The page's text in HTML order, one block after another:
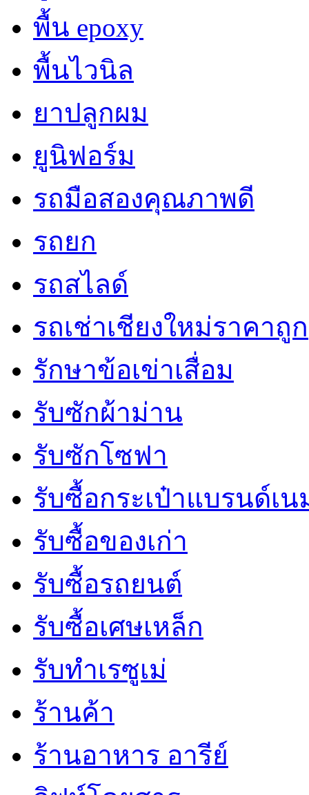
พื้น epoxy
พื้นไวนิล
ยาปลูกผม
ยูนิฟอร์ม
รถมือสองคุณภาพดี
รถยก
รถสไลด์
รถเช่าเชียงใหม่ราคาถูก
รักษาข้อเข่าเสื่อม
รับซักผ้าม่าน
รับซักโซฟา
รับซื้อกระเป๋าแบรนด์เน
รับซื้อของเก่า
รับซื้อรถยนต์
รับซื้อเศษเหล็ก
รับทำเรซูเม่
ร้านค้า
ร้านอาหาร อารีย์